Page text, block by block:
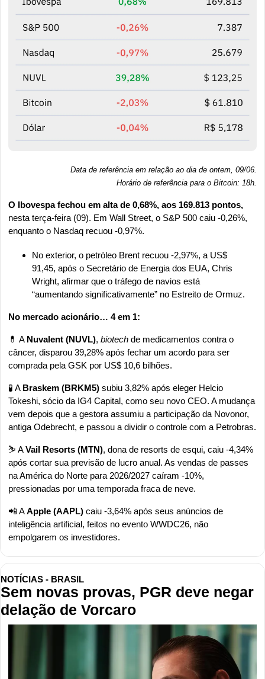
Data de referência em relação ao dia de ontem, 09/06.
Horário de referência para o Bitcoin: 18h.
nesta terça-feira (09). Em Wall Street, o S&P 500 caiu -0,26%,
enquanto o Nasdaq recuou -0,97%.
No exterior, o petróleo Brent recuou -2,97%, a US$
91,45, após o Secretário de Energia dos EUA, Chris
Wright, afirmar que o tráfego de navios está
“aumentando significativamente” no Estreito de Ormuz.
No mercado acionário… 4 em 1:
💊 A Nuvalent (NUVL), biotech de medicamentos contra o
câncer, disparou 39,28% após fechar um acordo para ser
comprada pela GSK por US$ 10,6 bilhões.
🧪 A Braskem (BRKM5) subiu 3,82% após eleger Helcio
Tokeshi, sócio da IG4 Capital, como seu novo CEO. A mudança
vem depois que a gestora assumiu a participação da Novonor,
antiga Odebrecht, e passou a dividir o controle com a Petrobras.
⛷️ A Vail Resorts (MTN), dona de resorts de esqui, caiu -4,34%
após cortar sua previsão de lucro anual. As vendas de passes
na América do Norte para 2026/2027 caíram -10%,
pressionadas por uma temporada fraca de neve.
📲 A Apple (AAPL) caiu -3,64% após seus anúncios de
inteligência artificial, feitos no evento WWDC26, não
empolgarem os investidores.
NOTÍCIAS - BRASIL
Sem novas provas, PGR deve negar
delação de Vorcaro